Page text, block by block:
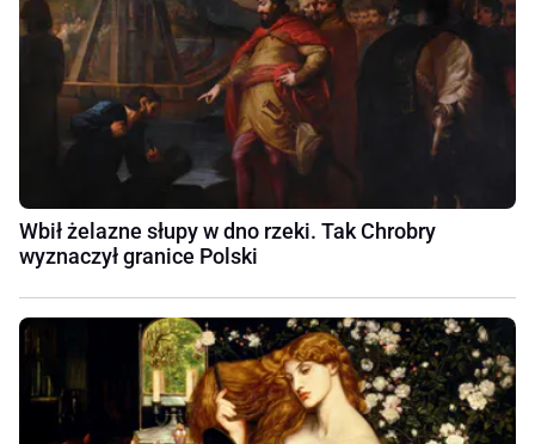
Wbił żelazne słupy w dno rzeki. Tak Chrobry
wyznaczył granice Polski